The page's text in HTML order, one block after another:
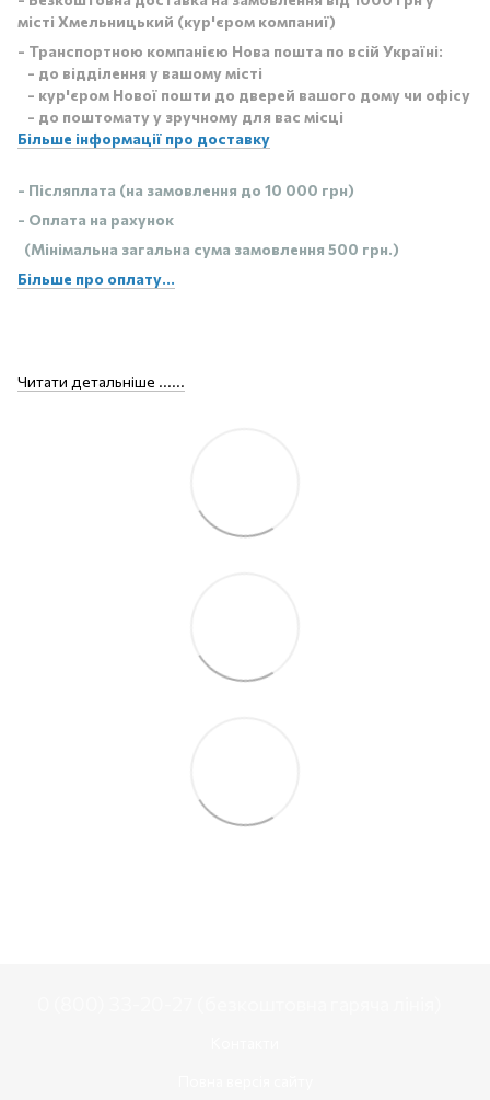
місті Хмельницький (кур'єром компаниї)
- Транспортною компанією Нова пошта по всій Україні:
- до відділення у вашому місті
- кур'єром Нової пошти до дверей вашого дому чи офісу
- до поштомату у зручному для вас місці
Більше інформації про доставку
- Післяплата (на замовлення до 10 000 грн)
- Оплата на рахунок
(Мінімальна загальна сума замовлення 500 грн.)
Більше про оплату...
Читати детальніше ......